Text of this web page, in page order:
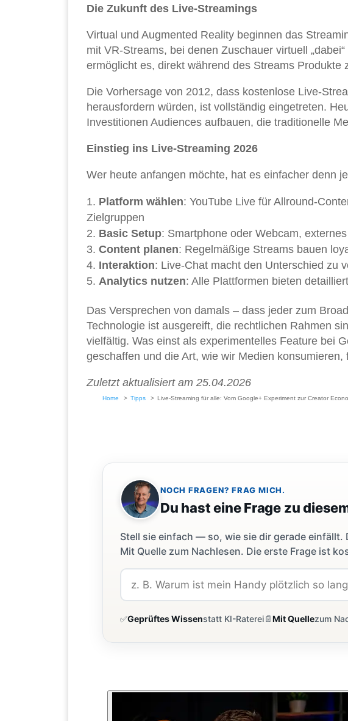
Die Zukunft des Live-Streamings
Virtual und Augmented Reality beginnen das
mit VR-Streams, bei denen Zuschauer virtuell
ermöglicht es, direkt während des Streams Produkte
Die Vorhersage von 2012, dass kostenlose Live-
herausfordern würden, ist vollständig eingetreten.
Investitionen Audiences aufbauen, die traditionelle
Einstieg ins Live-Streaming 2026
Wer heute anfangen möchte, hat es einfacher denn
Platform wählen: YouTube Live für Allround-
Zielgruppen
Basic Setup: Smartphone oder Webcam,
Content planen: Regelmäßige Streams bauen
Interaktion: Live-Chat macht den Unterschied zu
Analytics nutzen: Alle Plattformen bieten
Das Versprechen von damals – dass jeder zum
Technologie ist ausgereift, die rechtlichen Rahmen
vielfältig. Was einst als experimentelles Feature bei
geschaffen und die Art, wie wir Medien konsumieren,
Zuletzt aktualisiert am 25.04.2026
Home Tipps Live-Streaming für alle: Vom Google+ Experiment zur Creator
NOCH FRAGEN? FRAG MICH.
Du hast eine Frage zu
Stell sie einfach — so, wie sie dir gerade
Mit Quelle zum Nachlesen. Die erste Frage ist
✅Geprüftes Wissenstatt KI-Raterei📄Mit Quellezum